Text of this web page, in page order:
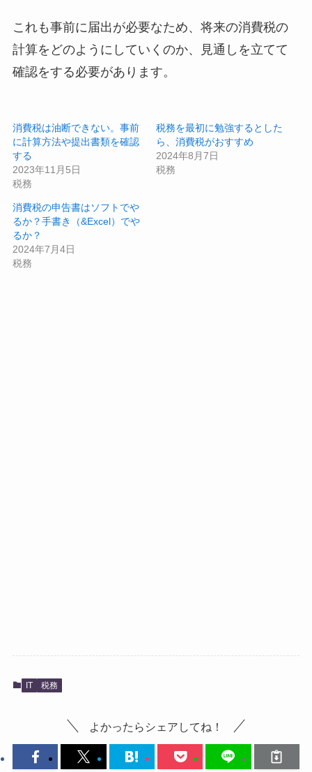
これも事前に届出が必要なため、将来の消費税の
計算をどのようにしていくのか、見通しを立てて
確認をする必要があります。
消費税は油断できない。事前
に計算方法や提出書類を確認
する
2023年11月5日
税務
税務を最初に勉強するとした
ら、消費税がおすすめ
2024年8月7日
税務
消費税の申告書はソフトでや
るか？手書き（&Excel）でや
るか？
2024年7月4日
税務
IT 税務
よかったらシェアしてね！